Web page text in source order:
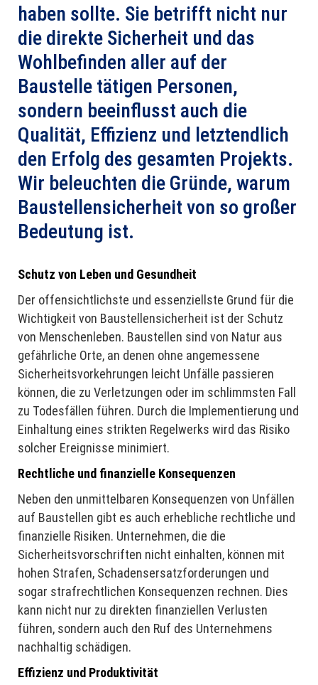
haben sollte. Sie betrifft nicht nur
die direkte Sicherheit und das
Wohlbefinden aller auf der
Baustelle tätigen Personen,
sondern beeinflusst auch die
Qualität, Effizienz und letztendlich
den Erfolg des gesamten Projekts.
Wir beleuchten die Gründe, warum
Baustellensicherheit von so großer
Bedeutung ist.
Schutz von Leben und Gesundheit
Der offensichtlichste und essenziellste Grund für die
Wichtigkeit von Baustellensicherheit ist der Schutz
von Menschenleben. Baustellen sind von Natur aus
gefährliche Orte, an denen ohne angemessene
Sicherheitsvorkehrungen leicht Unfälle passieren
können, die zu Verletzungen oder im schlimmsten Fall
zu Todesfällen führen. Durch die Implementierung und
Einhaltung eines strikten Regelwerks wird das Risiko
solcher Ereignisse minimiert.
Rechtliche und finanzielle Konsequenzen
Neben den unmittelbaren Konsequenzen von Unfällen
auf Baustellen gibt es auch erhebliche rechtliche und
finanzielle Risiken. Unternehmen, die die
Sicherheitsvorschriften nicht einhalten, können mit
hohen Strafen, Schadensersatzforderungen und
sogar strafrechtlichen Konsequenzen rechnen. Dies
kann nicht nur zu direkten finanziellen Verlusten
führen, sondern auch den Ruf des Unternehmens
nachhaltig schädigen.
Effizienz und Produktivität